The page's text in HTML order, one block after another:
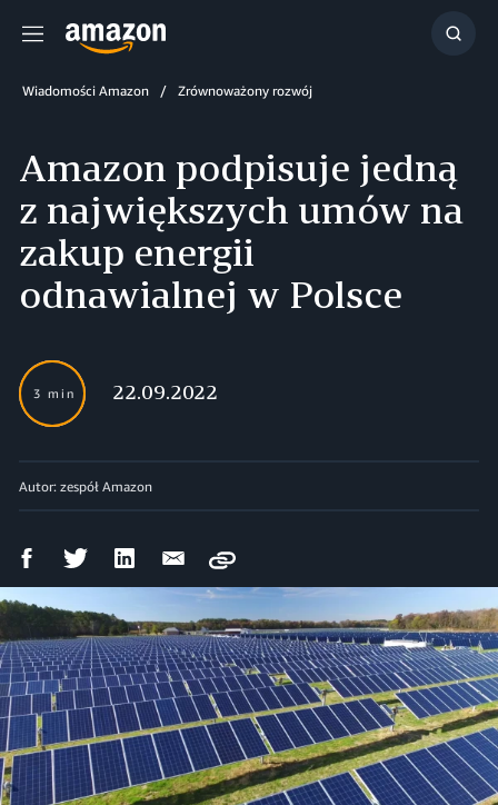
Menu
Wiadomości Amazon Zrównoważony rozwój
Amazon podpisuje jedną
z największych umów na
zakup energii
odnawialnej w Polsce
3 min 22.09.2022
Autor: zespół Amazon
UdostępnijUdostępnijUdostępnij
LinkedIn
Wyślij
Copy